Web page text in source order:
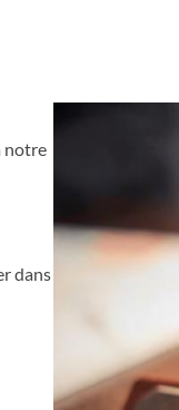
notre
dans